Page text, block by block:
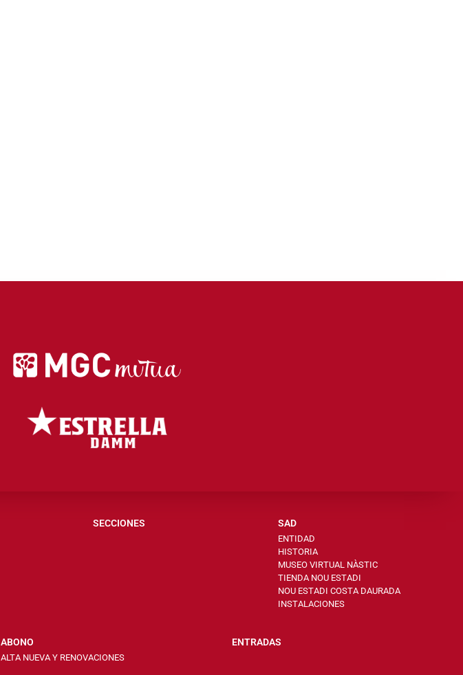
SECCIONES SAD
ENTIDAD
HISTORIA
MUSEO VIRTUAL NÀSTIC
TIENDA NOU ESTADI
NOU ESTADI COSTA DAURADA
INSTALACIONES
ABONO
ALTA NUEVA Y RENOVACIONES
ENTRADAS